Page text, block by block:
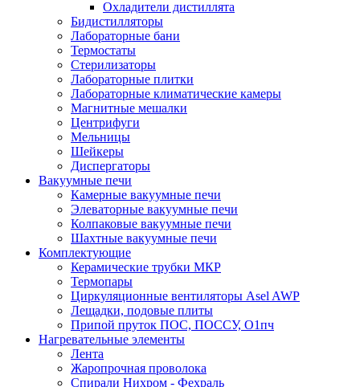
Охладители дистиллята
Бидистилляторы
Лабораторные бани
Термостаты
Стерилизаторы
Лабораторные плитки
Лабораторные климатические камеры
Магнитные мешалки
Центрифуги
Мельницы
Шейкеры
Диспергаторы
Вакуумные печи
Камерные вакуумные печи
Элеваторные вакуумные печи
Колпаковые вакуумные печи
Шахтные вакуумные печи
Комплектующие
Керамические трубки МКР
Термопары
Циркуляционные вентиляторы Asel AWP
Лещадки, подовые плиты
Припой пруток ПОС, ПОССУ, О1пч
Нагревательные элементы
Лента
Жаропрочная проволока
Спирали Нихром - Фехраль